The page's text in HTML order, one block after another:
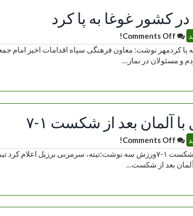
کشور غوغا به پا کرد
پا کردمهر نوشت: معاون فرهنگی سپاه اقدامات اخیر امام
و مسئولان در نماز…
آلمان بعد از شکست ۱-۷
اولین بازی برزیل با آلمان بعد از شکست ۱-۷ورزش سه نوشت:تیته، سرمربی
آلمان بعد از شکست…